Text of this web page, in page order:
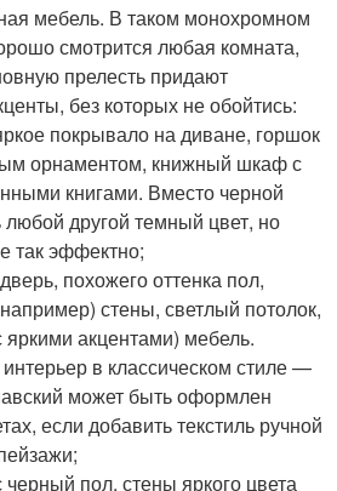
мебель. В таком монохромном
смотрится любая комната,
прелесть придают
без которых не обойтись:
покрывало на диване, горшок
орнаментом, книжный шкаф с
книгами. Вместо черной
другой темный цвет, но
так эффектно;
похожего оттенка пол,
стены, светлый потолок,
яркими акцентами) мебель.
в классическом стиле —
может быть оформлен
если добавить текстиль ручной
пол, стены яркого цвета